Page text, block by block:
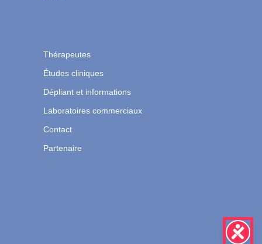
Thérapeutes
Études cliniques
Dépliant et informations
Laboratoires commerciaux
Contact
Partenaire